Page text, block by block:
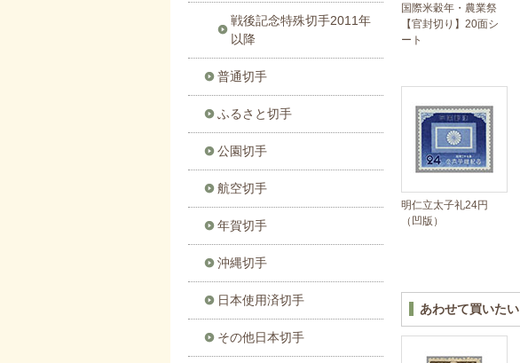
国際米穀年・農業祭
【官封切り】20面シ
ート
明仁立太子礼24円
（凹版）
あわせて買いたい
戦後記念特殊切手2011年
以降
普通切手
ふるさと切手
公園切手
航空切手
年賀切手
沖縄切手
日本使用済切手
その他日本切手